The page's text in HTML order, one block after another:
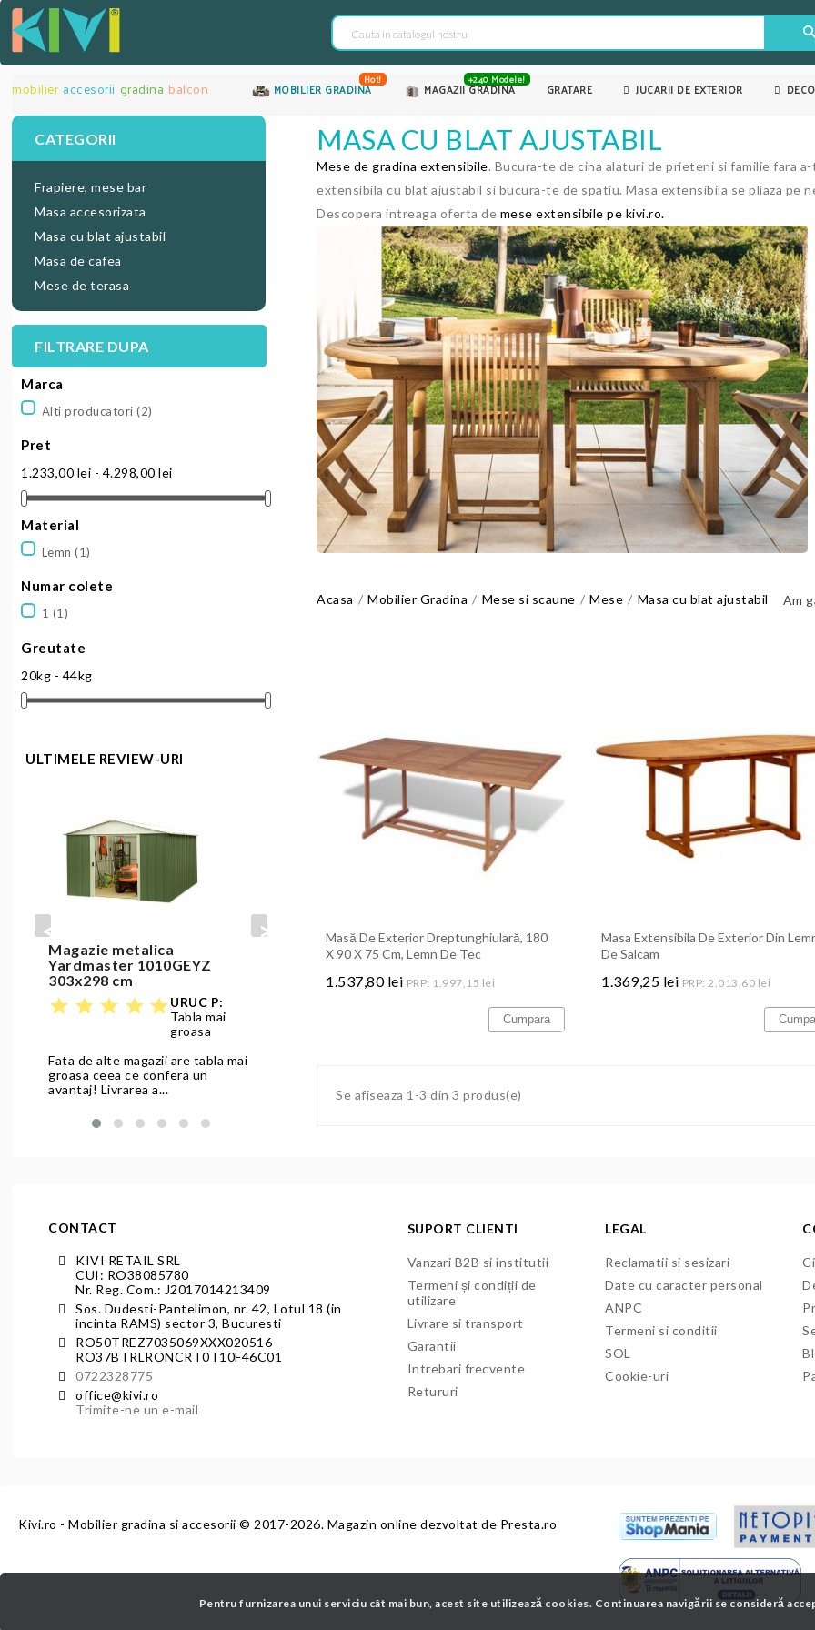
mobilier accesorii gradina balcon MOBILIER GRADINA
Hot!
MAGAZII GRADINA
+240 Modele!
GRATARE JUCARII DE EXTERIOR
CATEGORII
Frapiere, mese bar
Masa accesorizata
Masa cu blat ajustabil
Masa de cafea
Mese de terasa
FILTRARE DUPA
Marca
Alti producatori(2)
Pret
1.233,00 lei - 4.298,00 lei
Material
Lemn(1)
Numar colete
1 (1)
Greutate
20kg - 44kg
ULTIMELE REVIEW-URI
Magazie metalica
Yardmaster 1010GEYZ
303x298 cm
star star star star starURUC P:
Tabla mai
groasa
Fata de alte magazii are tabla mai
groasa ceea ce confera un
avantaj! Livrarea a...
Citeste review
Set masa si 6 scaune PARMA
bej cu natur
starstarstarstar star Andrei:
Produs solid, ok, livrare rapida!
Cufar cutie depozitare
gradina Marvel 270L, Gri,
Keter
MASA CU BLAT AJUSTABIL
Mese de gradina extensibile. Bucura-te de cina alaturi de prieteni si familie fara
extensibila cu blat ajustabil si bucura-te de spatiu. Masa extensibila se pliaza pe
Descopera intreaga oferta de mese extensibile pe kivi.ro.
Acasa Mobilier Gradina Mese si scaune Mese Masa cu blat ajustabil Am
Masă De Exterior Dreptunghiulară, 180
X 90 X 75 Cm, Lemn De Tec
1.537,80 lei PRP: 1.997,15 lei
Cumpara
Masa Extensibila De Exterior Din
De Salcam
1.369,25 lei PRP: 2.013,60 lei
Se afiseaza 1-3 din 3 produs(e)
CONTACT
KIVI RETAIL SRL
CUI: RO38085780
Nr. Reg. Com.: J2017014213409
Sos. Dudesti-Pantelimon, nr. 42, Lotul 18 (in
incinta RAMS) sector 3, Bucuresti
RO50TREZ7035069XXX020516
RO37BTRLRONCRT0T10F46C01
0722328775
office@kivi.ro
Trimite-ne un e-mail
SUPORT CLIENTI
Vanzari B2B si institutii
Termeni și condiții de
utilizare
Livrare si transport
Garantii
Intrebari frecvente
Retururi
LEGAL
Reclamatii si sesizari
Date cu caracter personal
ANPC
Termeni si conditii
SOL
Cookie-uri
Kivi.ro - Mobilier gradina si accesorii © 2017-2026. Magazin online dezvoltat de Presta.ro
Pentru furnizarea unui serviciu cât mai bun, acest site utilizează cookies. Continuarea navigării se consideră